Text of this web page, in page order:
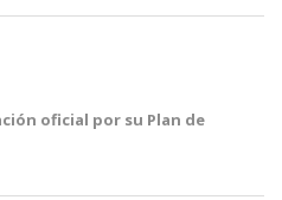
oficial por su Plan de